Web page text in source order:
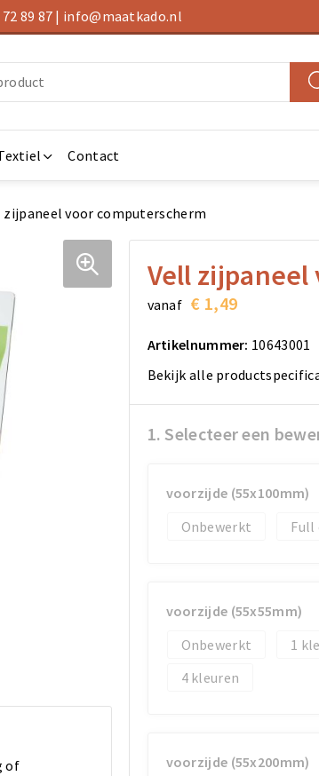
89 87 | info@maatkado.nl
Contact
zijpaneel voor computerscherm
of
Vell
vanaf € 1,49
Artikelnummer: 10643001
Bekijk alle
1. Selecteer een
voorzijde (55x100mm)
Onbewerkt
Full
voorzijde (55x55mm)
Onbewerkt
1
4
voorzijde (55x200mm)